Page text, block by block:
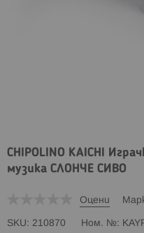
CHIPOLINO KAICHI
музика СЛОНЧЕ СИВО
Оцени
SKU 210870 Ном. №